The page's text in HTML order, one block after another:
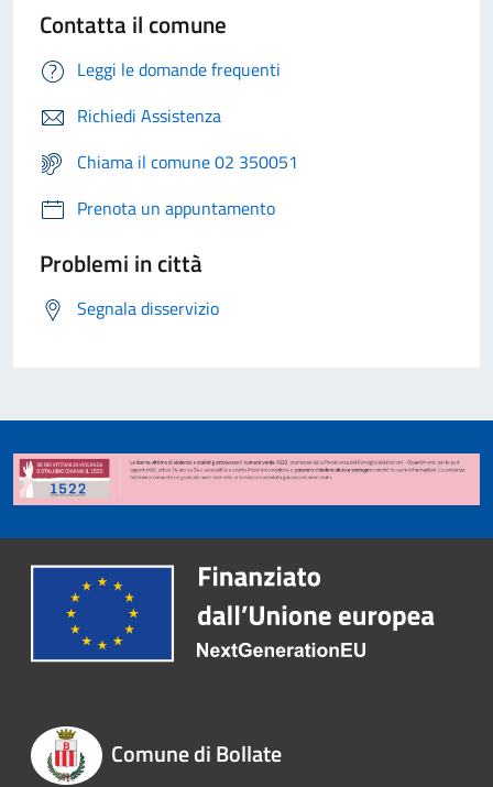
Contatta il comune
Leggi le domande frequenti
Richiedi Assistenza
Chiama il comune 02 350051
Prenota un appuntamento
Problemi in città
Segnala disservizio
Comune di Bollate